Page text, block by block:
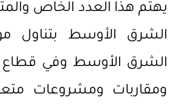
يهتم هذا العدد الخاص
الشرق الأوسط بتناول
الشرق الأوسط وفي
ومقاربات ومشروعات